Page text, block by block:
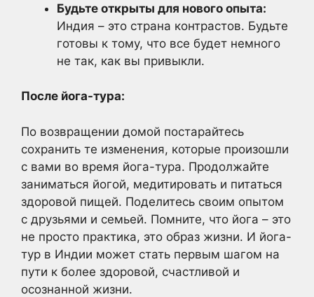
Будьте открыты для нового опыта:
Индия – это страна контрастов. Будьте
готовы к тому, что все будет немного
не так, как вы привыкли.
После йога-тура:
По возвращении домой постарайтесь
сохранить те изменения, которые произошли
с вами во время йога-тура. Продолжайте
заниматься йогой, медитировать и питаться
здоровой пищей. Поделитесь своим опытом
с друзьями и семьей. Помните, что йога – это
не просто практика, это образ жизни. И йога-
тур в Индии может стать первым шагом на
пути к более здоровой, счастливой и
осознанной жизни.